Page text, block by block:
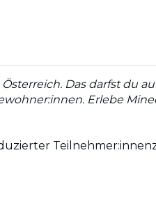
Das darfst du
Erlebe